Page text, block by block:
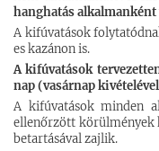
hanghatás
A kifúvatások
es kazánon is.
A kifúvatások
nap (vasárnap
A kifúvatások minden
ellenőrzött körülmények
betartásával zajlik.